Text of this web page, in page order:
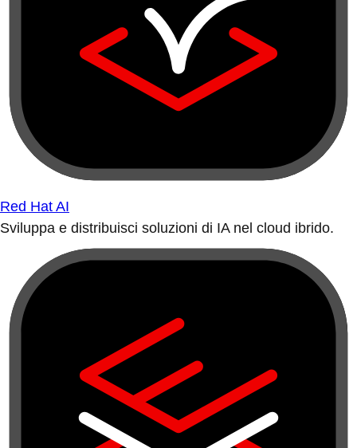
Red Hat AI
Sviluppa e distribuisci soluzioni di IA nel cloud ibrido.